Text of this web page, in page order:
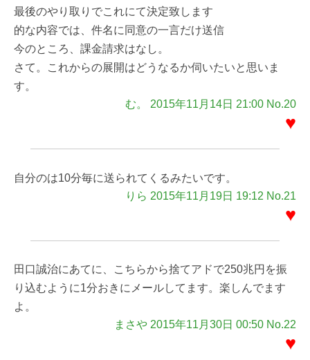
最後のやり取りでこれにて決定致します
的な内容では、件名に同意の一言だけ送信
今のところ、課金請求はなし。
さて。これからの展開はどうなるか伺いたいと思いま
す。
む。 2015年11月14日 21:00 No.20
♥
自分のは10分毎に送られてくるみたいです。
りら 2015年11月19日 19:12 No.21
♥
田口誠治にあてに、こちらから捨てアドで250兆円を振
り込むように1分おきにメールしてます。楽しんでます
よ。
まさや 2015年11月30日 00:50 No.22
♥